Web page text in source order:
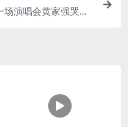
演唱会黄家强哭着